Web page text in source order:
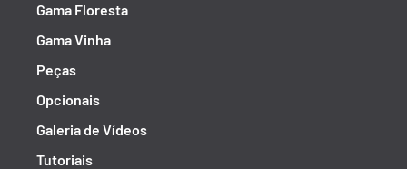
Gama Floresta
Gama Vinha
Peças
Opcionais
Galeria de Vídeos
Tutoriais